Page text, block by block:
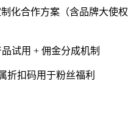
化合作方案（含品牌大使权
试用 + 佣金分成机制
折扣码用于粉丝福利